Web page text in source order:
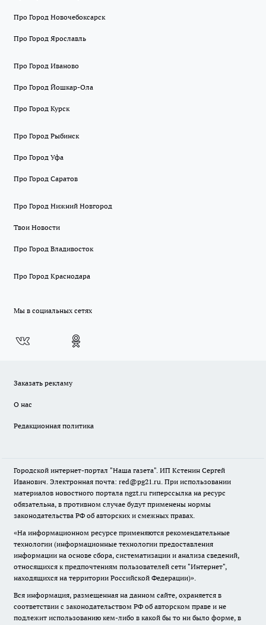
Про Город Новочебоксарск
Про Город Ярославль
Про Город Иваново
Про Город Йошкар-Ола
Про Город Курск
Про Город Рыбинск
Про Город Уфа
Про Город Саратов
Про Город Нижний Новгород
Твои Новости
Про Город Владивосток
Про Город Краснодара
Мы в социальных сетях
Заказать рекламу
О нас
Редакционная политика
Городской интернет-портал "Наша газета". ИП Кстенин Сергей
Иванович. Электронная почта: red@pg21.ru. При использовании
материалов новостного портала ngzt.ru гиперссылка на ресурс
обязательна, в противном случае будут применены нормы
законодательства РФ об авторских и смежных правах.
«На информационном ресурсе применяются рекомендательные
технологии (информационные технологии предоставления
информации на основе сбора, систематизации и анализа сведений,
относящихся к предпочтениям пользователей сети "Интернет",
находящихся на территории Российской Федерации)».
Вся информация, размещенная на данном сайте, охраняется в
соответствии с законодательством РФ об авторском праве и не
подлежит использованию кем-либо в какой бы то ни было форме, в